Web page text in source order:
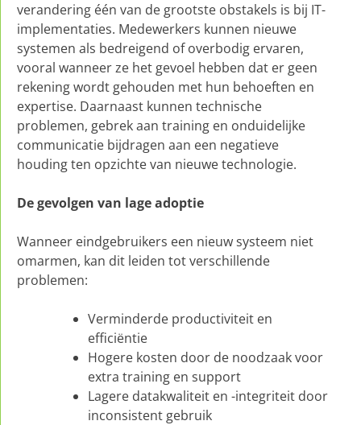
verandering één van de grootste obstakels is bij IT-
implementaties. Medewerkers kunnen nieuwe
systemen als bedreigend of overbodig ervaren,
vooral wanneer ze het gevoel hebben dat er geen
rekening wordt gehouden met hun behoeften en
expertise. Daarnaast kunnen technische
problemen, gebrek aan training en onduidelijke
communicatie bijdragen aan een negatieve
houding ten opzichte van nieuwe technologie.
De gevolgen van lage adoptie
Wanneer eindgebruikers een nieuw systeem niet
omarmen, kan dit leiden tot verschillende
problemen:
Verminderde productiviteit en
efficiëntie
Hogere kosten door de noodzaak voor
extra training en support
Lagere datakwaliteit en -integriteit door
inconsistent gebruik